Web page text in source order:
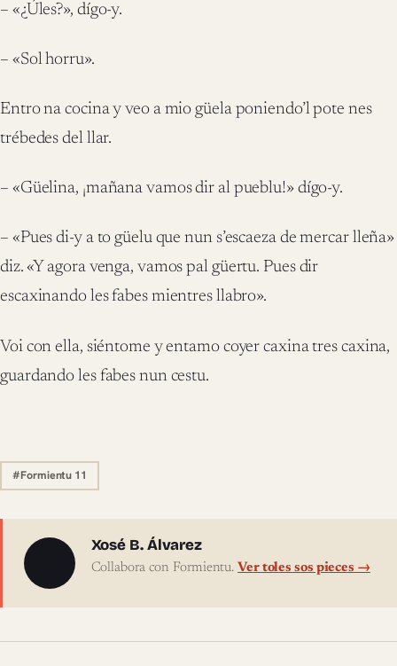
– «¿Úles?», dígo-y.
– «Sol horru».
Entro na cocina y veo a mio güela poniendo’l pote nes
trébedes del llar.
– «Güelina, ¡mañana vamos dir al pueblu!» dígo-y.
– «Pues di-y a to güelu que nun s’escaeza de mercar lleña»
diz. «Y agora venga, vamos pal güertu. Pues dir
escaxinando les fabes mientres llabro».
Voi con ella, siéntome y entamo coyer caxina tres caxina,
guardando les fabes nun cestu.
#Formientu 11
Sobre l'autor
Xosé B. Álvarez
Collabora con Formientu.Ver toles sos pieces →